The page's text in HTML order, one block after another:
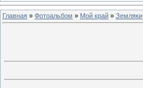
Главная » Фотоальбом » Мой край » Земляки